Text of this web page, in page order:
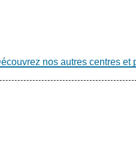
nos autres centres et